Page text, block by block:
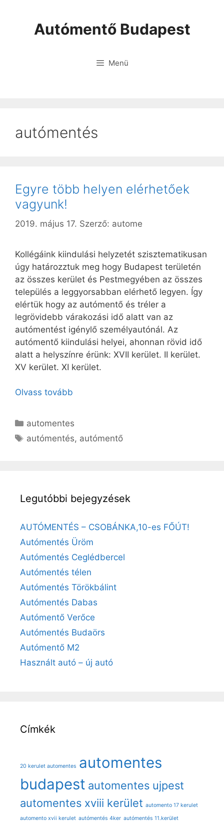
Autómentő Budapest
Menü
autómentés
Egyre több helyen elérhetőek
vagyunk!
2019. május 17. Szerző: autome
Kollégáink kiindulási helyzetét szisztematikusan
úgy határozztuk meg hogy Budapest területén
az összes kerület és Pestmegyében az összes
település a leggyorsabban elérhető legyen. Így
elértük hogy az autómentő és tréler a
legrövidebb várakozási idő alatt van az
autómentést igénylő személyautónál. Az
autómentő kiindulási helyei, ahonnan rövid idő
alatt a helyszínre érünk: XVII kerület. II kerület.
XV kerület. XI kerület.
Olvass tovább
automentes
autómentés, autómentő
Legutóbbi bejegyzések
AUTÓMENTÉS – CSOBÁNKA,10-es FŐÚT!
Autómentés Üröm
Autómentés Ceglédbercel
Autómentés télen
Autómentés Törökbálint
Autómentés Dabas
Autómentő Verőce
Autómentés Budaörs
Autómentő M2
Használt autó – új autó
Címkék
20 kerulet automentes automentes
budapest automentes ujpest
automentes xviii kerület automento 17 kerulet
automento xvii kerulet autómentés 4ker autómentés 11.kerület